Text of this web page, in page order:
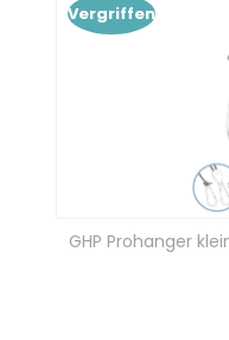
Vergriffen
GHP Prohanger